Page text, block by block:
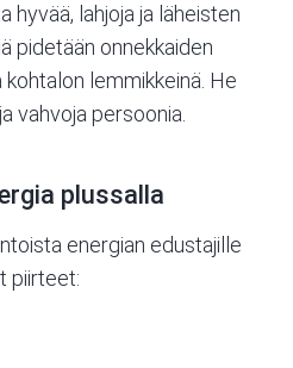
hyvää, lahjoja ja läheisten
pidetään onnekkaiden
lemmikkeinä. He
vahvoja persoonia.
plussalla
energian edustajille
piirteet: